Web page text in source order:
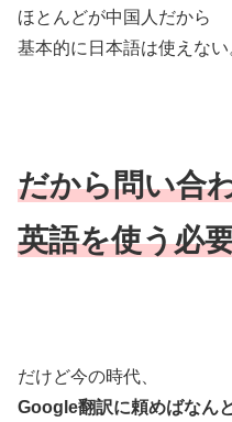
ほとんどが中国人だから
基本的に日本語は使えない
だから問い合
英語を使う必
だけど今の時代、
Google翻訳に頼めばなん